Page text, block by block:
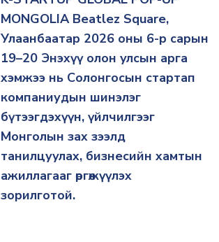
MONGOLIA Beatlez Square,
Улаанбаатар 2026 оны 6-р сарын
19–20 Энэхүү олон улсын арга
хэмжээ нь Солонгосын стартап
компаниудын шинэлэг
бүтээгдэхүүн, үйлчилгээг
Монголын зах зээлд
танилцуулах, бизнесийн хамтын
ажиллагааг өргөжүүлэх
зорилготой.